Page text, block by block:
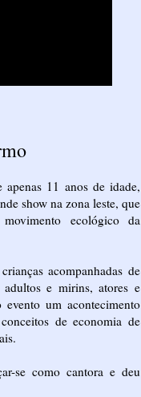
11 anos de idade,
show na zona leste, que
ecológico da
acompanhadas de
adultos e mirins, atores e
um acontecimento
de economia de
se como cantora e deu